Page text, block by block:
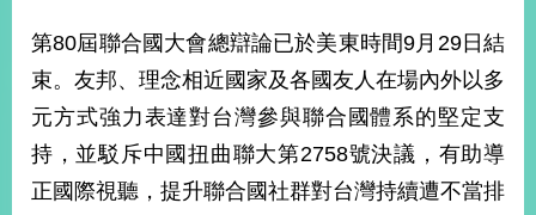
經
濟
不
落
國
第80屆聯合國大會總辯論已於美東時間9月29日結
束。友邦、理念相近國家及各國友人在場內外以多
元方式強力表達對台灣參與聯合國體系的堅定支
持，並駁斥中國扭曲聯大第2758號決議，有助導
正國際視聽，提升聯合國社群對台灣持續遭不當排